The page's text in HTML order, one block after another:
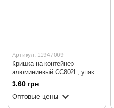
Артикул: 11947069
Кришка на контейнер
алюминиевый СС802L, упак
100шт, 207мм
3.60 грн
Оптовые цены